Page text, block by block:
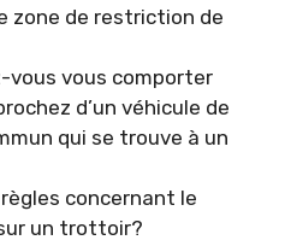
zone de restriction de
vous vous comporter
d’un véhicule de
qui se trouve à un
concernant le
un trottoir?